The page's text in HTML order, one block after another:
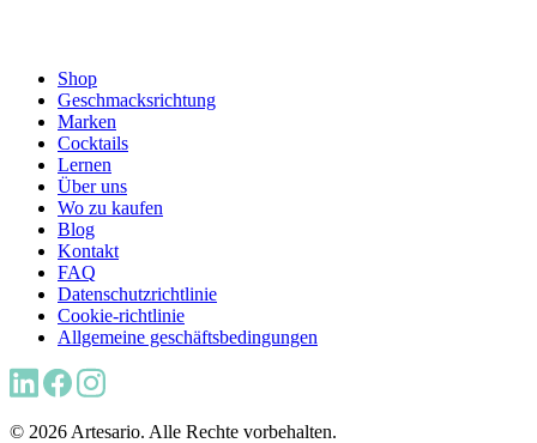
Shop
Geschmacksrichtung
Marken
Cocktails
Lernen
Über uns
Wo zu kaufen
Blog
Kontakt
FAQ
Datenschutzrichtlinie
Cookie-richtlinie
Allgemeine geschäftsbedingungen
© 2026 Artesario. Alle Rechte vorbehalten.